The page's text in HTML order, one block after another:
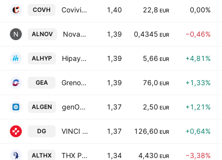
COVH Covivio Hotels SCA 1,40 22,8 EUR 0,00%
ALNOV Novacyt S.A. 1,39 0,4345 EUR −0,46%
ALHYP Hipay Group SA 1,39 5,66 EUR +4,81%
GEA Grenobloise d'Electronique et d'Automatismes SA 1,39 76,0 EUR +1,33%
ALGEN genOway SA 1,37 2,50 EUR +1,21%
DG VINCI SA 1,37 126,60 EUR +0,64%
ALTHX THX Pharma 1,34 4,430 EUR −3,38%